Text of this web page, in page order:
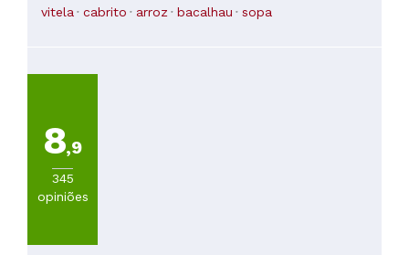
vitela cabrito arroz bacalhau sopa
8,9
345
opiniões